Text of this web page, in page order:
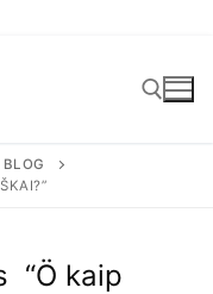
BLOG
“Ö kaip